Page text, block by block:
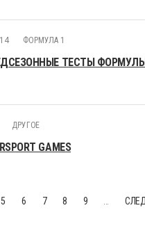
ФОРМУЛА 1
ТЕСТЫ ФОРМУЛЫ
ДРУГОЕ
GAMES
5 6 7 8 9